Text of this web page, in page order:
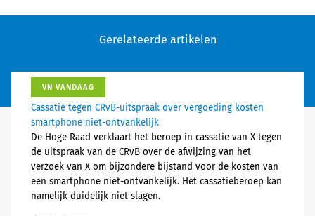
Gerelateerde artikelen
VN VANDAAG
Cassatie tegen CRvB-uitspraak over vergoeding kosten
smartphone niet-ontvankelijk
De Hoge Raad verklaart het beroep in cassatie van X tegen
de uitspraak van de CRvB over de afwijzing van het
verzoek van X om bijzondere bijstand voor de kosten van
een smartphone niet-ontvankelijk. Het cassatieberoep kan
namelijk duidelijk niet slagen.